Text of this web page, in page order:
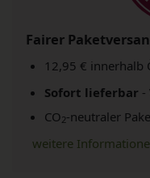
Fairer
12,95 € innerhalb
Sofort lieferbar -
CO2-neutraler
weitere